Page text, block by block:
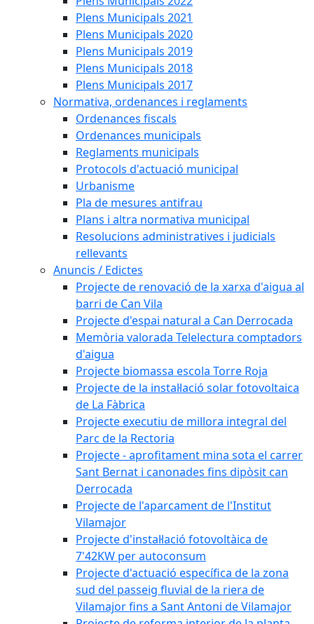
Plens Municipals 2021
Plens Municipals 2020
Plens Municipals 2019
Plens Municipals 2018
Plens Municipals 2017
Normativa, ordenances i reglaments
Ordenances fiscals
Ordenances municipals
Reglaments municipals
Protocols d'actuació municipal
Urbanisme
Pla de mesures antifrau
Plans i altra normativa municipal
Resolucions administratives i judicials
rellevants
Anuncis / Edictes
Projecte de renovació de la xarxa d'aigua al
barri de Can Vila
Projecte d'espai natural a Can Derrocada
Memòria valorada Telelectura comptadors
d'aigua
Projecte biomassa escola Torre Roja
Projecte de la instal·lació solar fotovoltaica
de La Fàbrica
Projecte executiu de millora integral del
Parc de la Rectoria
Projecte - aprofitament mina sota el carrer
Sant Bernat i canonades fins dipòsit can
Derrocada
Projecte de l'aparcament de l'Institut
Vilamajor
Projecte d'instal·lació fotovoltàica de
7'42KW per autoconsum
Projecte d'actuació específica de la zona
sud del passeig fluvial de la riera de
Vilamajor fins a Sant Antoni de Vilamajor